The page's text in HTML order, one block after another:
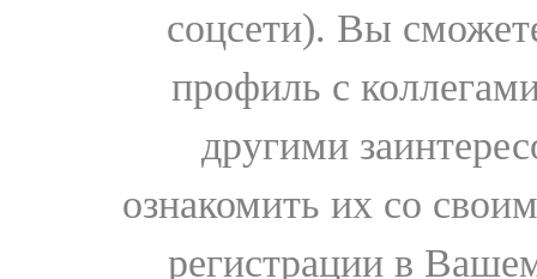
соцсети). Вы
профиль с
другими
ознакомить их со
регистрации в